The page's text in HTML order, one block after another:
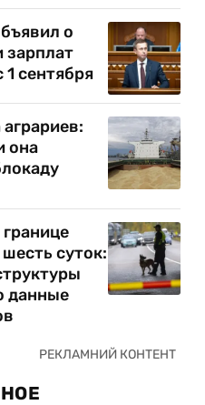
о
1 сентября
она
суток:
данные